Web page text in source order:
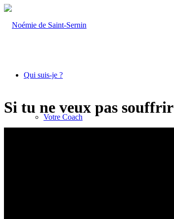
Qui suis-je ?
Votre Coach
Si tu ne veux pas souffrir